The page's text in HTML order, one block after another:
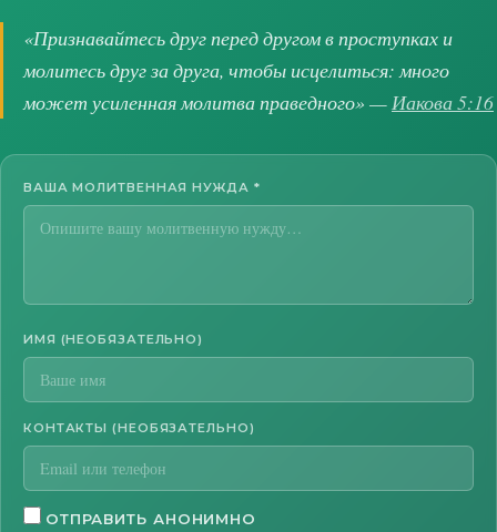
«Признавайтесь друг перед другом в проступках и
молитесь друг за друга, чтобы исцелиться: много
может усиленная молитва праведного» —Иакова 5:16
ВАША МОЛИТВЕННАЯ НУЖДА *
ИМЯ (НЕОБЯЗАТЕЛЬНО)
КОНТАКТЫ (НЕОБЯЗАТЕЛЬНО)
ОТПРАВИТЬ АНОНИМНО